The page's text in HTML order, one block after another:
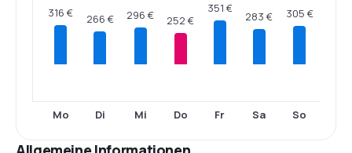
316 €
Mo
266 €
Di
296 €
Mi
252 €
Do
351 €
Fr
283 €
Sa
305 €
So